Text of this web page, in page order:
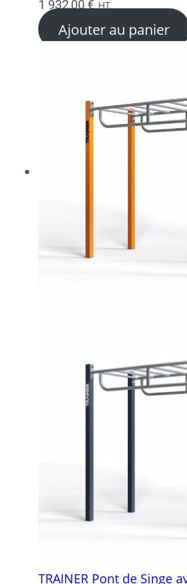
1 932,00€ HT
Ajouter au panier
TRAINER Pont de Singe